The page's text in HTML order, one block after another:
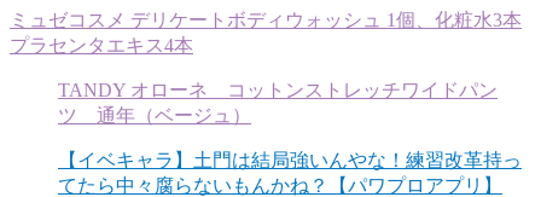
ミュゼコスメ デリケートボディウォッシュ 1個、化粧水3本
プラセンタエキス4本
TANDY オローネ コットンストレッチワイドパン
ツ 通年（ベージュ）
【イベキャラ】土門は結局強いんやな！練習改革持っ
てたら中々腐らないもんかね？【パワプロアプリ】